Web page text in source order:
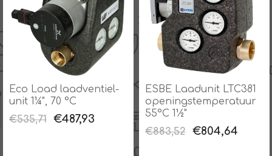
Eco Load laadventiel-
unit 1¼", 70 °C
€535,71
€487,93
ESBE Laadunit LTC381
openingstemperatuur
55°C 1½"
€883,52
€804,64